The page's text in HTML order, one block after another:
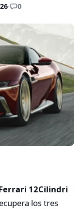
· 0
12Cilindri
los tres